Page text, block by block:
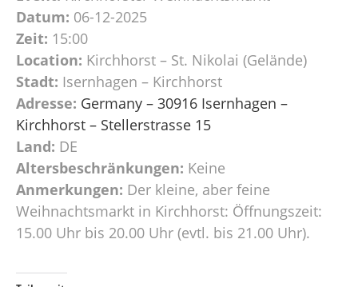
Datum: 06-12-2025
Zeit: 15:00
Location: Kirchhorst – St. Nikolai (Gelände)
Stadt: Isernhagen – Kirchhorst
Adresse: Germany – 30916 Isernhagen –
Kirchhorst – Stellerstrasse 15
Land: DE
Altersbeschränkungen: Keine
Anmerkungen: Der kleine, aber feine
Weihnachtsmarkt in Kirchhorst: Öffnungszeit:
15.00 Uhr bis 20.00 Uhr (evtl. bis 21.00 Uhr).